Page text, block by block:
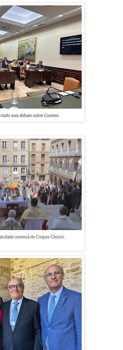
nun debate sobre Correos
ourensá de Corpus Christi.